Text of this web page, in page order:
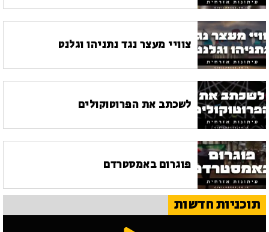
צוויי מעצר נגד נתניהו וגלנט
לשכתב את הפרוטוקולים
פוגרום באמסטרדם
תוכניות חדשות